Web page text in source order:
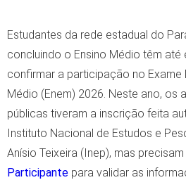
Estudantes da rede estadual do
concluindo o Ensino Médio têm
confirmar a participação no Exame
Médio (Enem) 2026. Neste ano, os
públicas tiveram a inscrição feita
Instituto Nacional de Estudos e
Anísio Teixeira (Inep), mas
Participante para validar as